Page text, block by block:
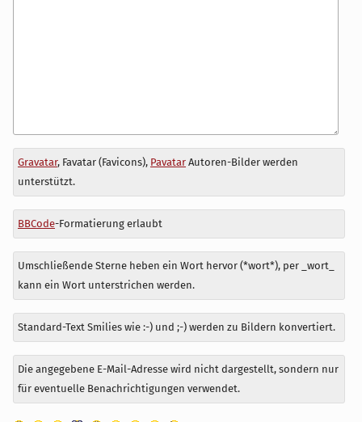
Antwort
zu
Gravatar, Favatar (Favicons), PavatarAutoren-Bilder werden
unterstützt.
BBCode-Formatierung erlaubt
Umschließende Sterne heben ein Wort hervor (*wort*), per _wort_
kann ein Wort unterstrichen werden.
Standard-Text Smilies wie :-) und ;-) werden zu Bildern konvertiert.
Die angegebene E-Mail-Adresse wird nicht dargestellt, sondern nur
für eventuelle Benachrichtigungen verwendet.